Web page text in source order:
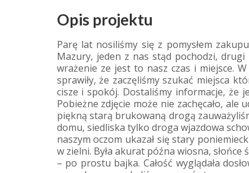
Opis projektu
Parę lat nosiliśmy się z pomysłem
Mazury, jeden z nas stąd pochodzi,
wrażenie ze jest to nasz czas i miejsce.
sprawiły, że zaczęliśmy szukać miejsca
cisze i spokój. Dostaliśmy informacje, że
Pobieżne zdjęcie może nie zachęcało,
piękną starą brukowaną drogą
domu, siedliska tylko droga wjazdowa
naszym oczom ukazał się stary
w zielni. Była akurat późna wiosna,
– po prostu bajka. Całość wyglądała